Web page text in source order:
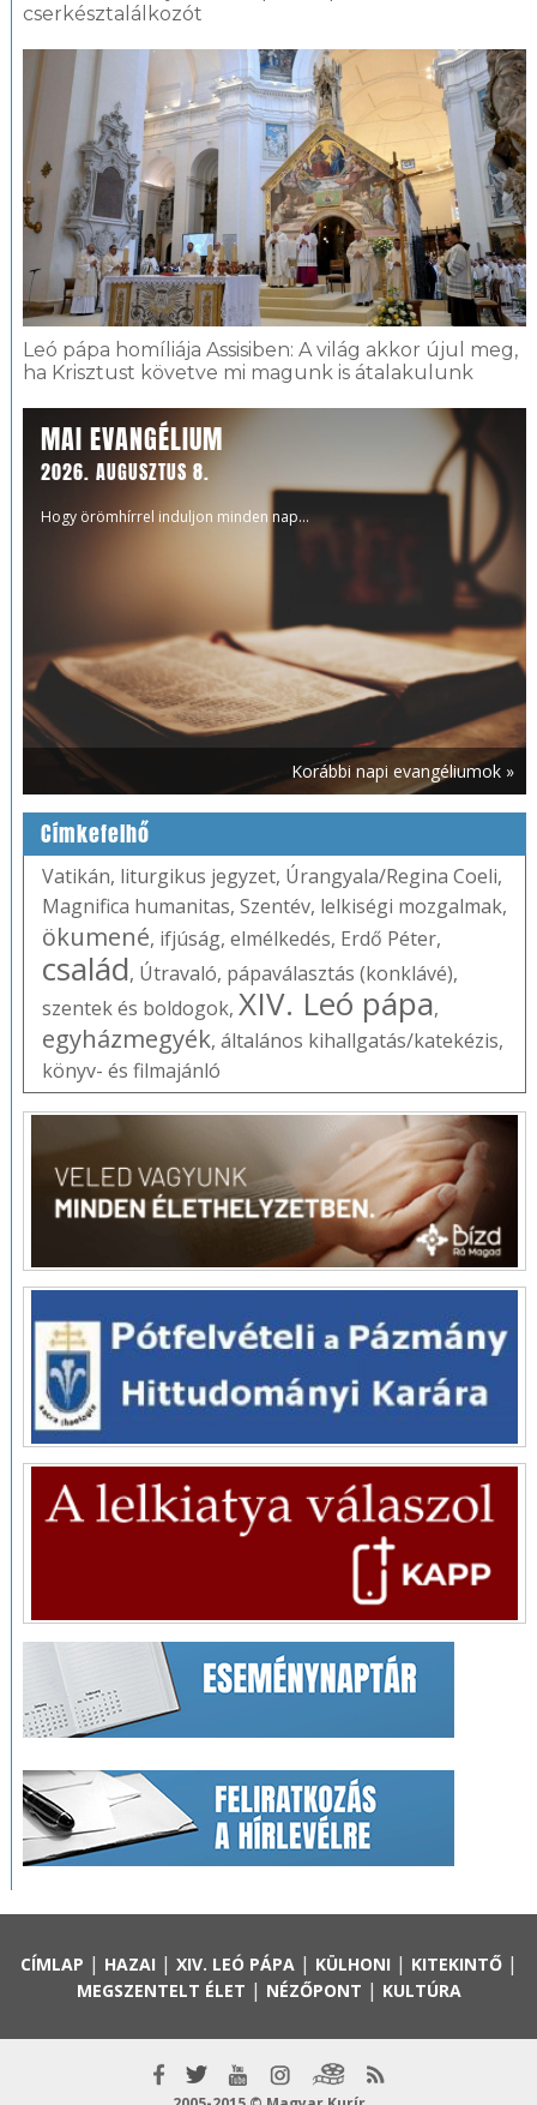
cserkésztalálkozót
Leó pápa homíliája Assisiben: A világ akkor újul meg,
ha Krisztust követve mi magunk is átalakulunk
MAI EVANGÉLIUM
2026. AUGUSZTUS 8.
Hogy örömhírrel induljon minden nap...
Korábbi napi evangéliumok »
Címkefelhő
Vatikán, liturgikus jegyzet, Úrangyala/Regina Coeli,
Magnifica humanitas, Szentév, lelkiségi mozgalmak,
ökumené, ifjúság, elmélkedés, Erdő Péter,
család, Útravaló, pápaválasztás (konklávé),
szentek és boldogok, XIV. Leó pápa,
egyházmegyék, általános kihallgatás/katekézis,
könyv- és filmajánló
CÍMLAP | HAZAI | XIV. LEÓ PÁPA| KÜLHONI | KITEKINTŐ|
MEGSZENTELT ÉLET | NÉZŐPONT | KULTÚRA